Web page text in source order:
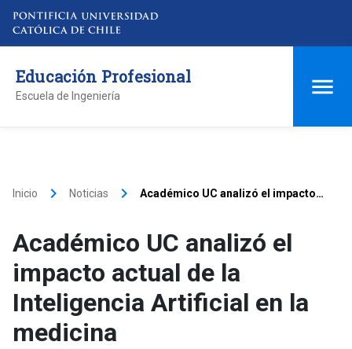
Educación Profesional
Escuela de Ingeniería
Inicio keyboard_arrow_right Noticias keyboard_arrow_right
Académico UC analizó el impacto
Académico UC analizó el
impacto actual de la
Inteligencia Artificial en la
medicina